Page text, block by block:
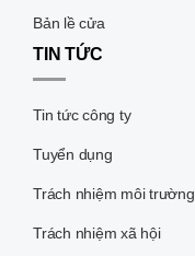
Bản lề cửa
TIN TỨC
Tin tức công ty
Tuyển dụng
Trách nhiệm môi trường
Trách nhiệm xã hội